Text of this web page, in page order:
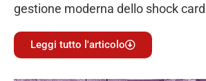
gestione moderna dello shock
Leggi tutto l'articolo